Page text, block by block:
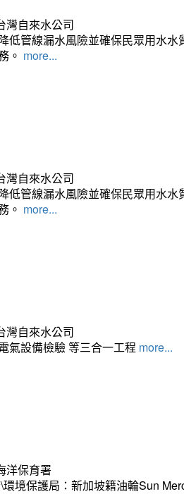
灣自來水公司
低管線漏水風險並確保民眾用水
。 more...
灣自來水公司
低管線漏水風險並確保民眾用水
。 more...
灣自來水公司
氣設備檢驗 等三合一工程 more...
洋保育署
境保護局：新加坡籍油輪Sun